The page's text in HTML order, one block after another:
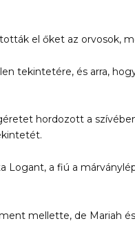
el őket az orvosok,
tekintetére, és arra,
hordozott a
Logant, a fiú a
mellette, de Mariah